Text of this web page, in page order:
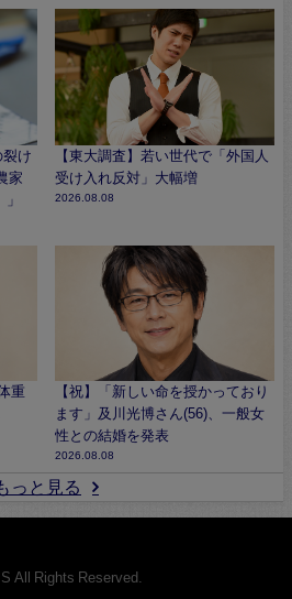
裂け
家
【東大調査】若い世代で「外国人
受け入れ反対」大幅増
2026.08.08
重
【祝】「新しい命を授かっており
ます」及川光博さん(56)、一般女
性との結婚を発表
2026.08.08
っと見る
All Rights Reserved.